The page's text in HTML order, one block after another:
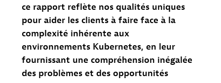
ce rapport reflète nos qualités uniques
pour aider les clients à faire face à la
complexité inhérente aux
environnements Kubernetes, en leur
fournissant une compréhension inégalée
des problèmes et des opportunités